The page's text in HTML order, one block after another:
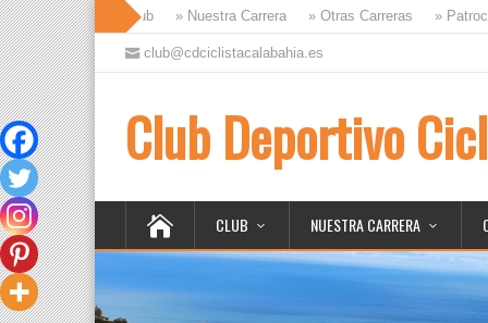
» Club » Nuestra Carrera » Otras Carreras »
club@cdciclistacalabahia.es
Club Deportivo
CLUB NUESTRA CARRERA